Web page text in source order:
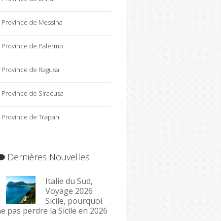
Province de Messina
Province de Palermo
Province de Ragusa
Province de Siracusa
Province de Trapani
Dernières Nouvelles
Italie du Sud,
Voyage 2026
Sicile, pourquoi
pas perdre la Sicile en 2026